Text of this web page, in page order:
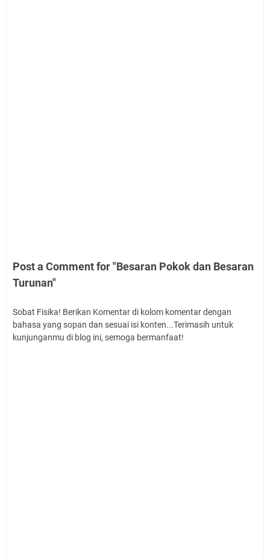
Post a Comment for "Besaran Pokok dan Besaran
Turunan"
Sobat Fisika! Berikan Komentar di kolom komentar dengan
bahasa yang sopan dan sesuai isi konten...Terimasih untuk
kunjunganmu di blog ini, semoga bermanfaat!